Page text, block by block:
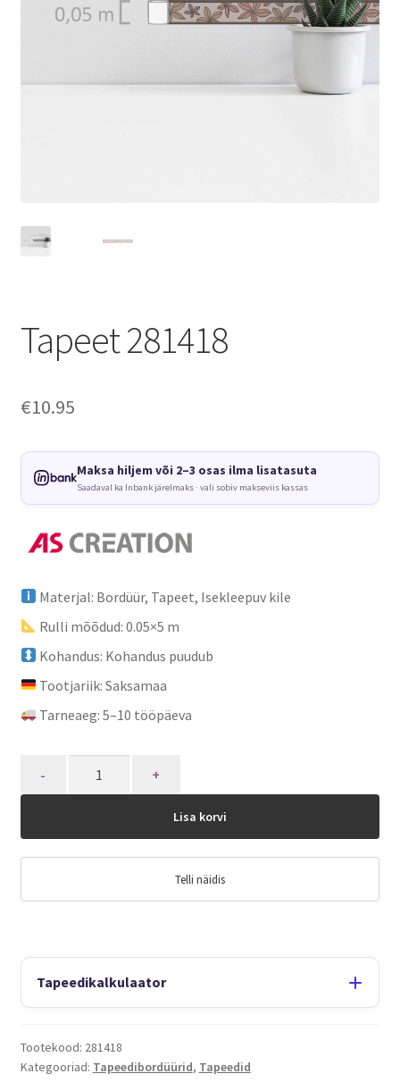
Tapeet 281418
€10.95
Maksa hiljem või 2–3 osas ilma lisatasuta
Saadaval ka Inbank järelmaks · vali sobiv makseviis kassas
Materjal: Bordüür, Tapeet, Isekleepuv kile
Rulli mõõdud: 0.05×5 m
Kohandus: Kohandus puudub
Tootjariik: Saksamaa
Tarneaeg: 5–10 tööpäeva
Lisa korvi
Telli näidis
Tapeedikalkulaator
Tootekood: 281418
Kategooriad: Tapeedibordüürid, Tapeedid